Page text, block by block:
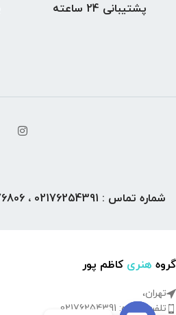
پشتیبانی 24 ساعته
شماره تماس : 02176254391 ، 09124876806
گروه هنری کاظم پور
تهران،
تلفن کارگاه: 02176254391